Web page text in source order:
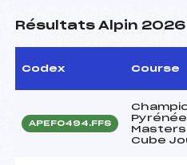
Résultats Alpin 2026
Codex Course
APEF0494.FFS
Masters
Cube